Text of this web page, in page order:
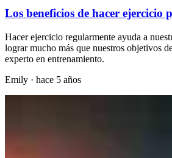
Los beneficios de hacer ejercicio
Hacer ejercicio regularmente ayuda a
lograr mucho más que nuestros objetivos
experto en entrenamiento.
Emily · hace 5 años